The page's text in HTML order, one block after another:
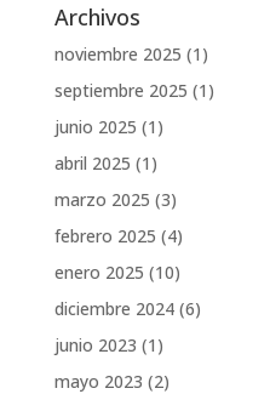
Archivos
noviembre 2025 (1)
septiembre 2025 (1)
junio 2025 (1)
abril 2025 (1)
marzo 2025 (3)
febrero 2025 (4)
enero 2025 (10)
diciembre 2024(6)
junio 2023 (1)
mayo 2023 (2)